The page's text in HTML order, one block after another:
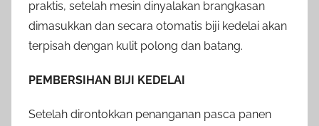
praktis, setelah mesin dinyalakan brangkasan
dimasukkan dan secara otomatis biji kedelai akan
terpisah dengan kulit polong dan batang.
PEMBERSIHAN BIJI KEDELAI
Setelah dirontokkan penanganan pasca panen